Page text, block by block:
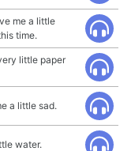
me a little
time.
little paper
a little sad.
water.